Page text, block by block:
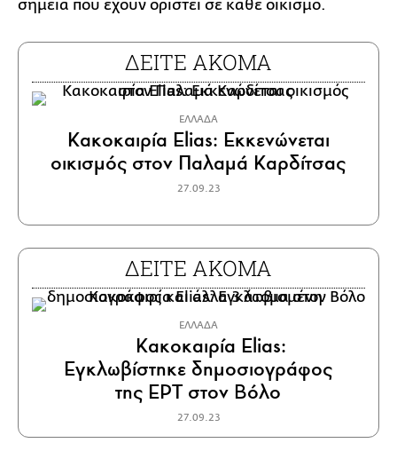
σημεία που έχουν οριστεί σε κάθε οικισμό.
ΔΕΙΤΕ ΑΚΟΜΑ
ΕΛΛΑΔΑ
Κακοκαιρία Elias: Εκκενώνεται
οικισμός στον Παλαμά Καρδίτσας
27.09.23
ΔΕΙΤΕ ΑΚΟΜΑ
ΕΛΛΑΔΑ
Κακοκαιρία Elias:
Εγκλωβίστηκε δημοσιογράφος
της ΕΡΤ στον Βόλο
27.09.23